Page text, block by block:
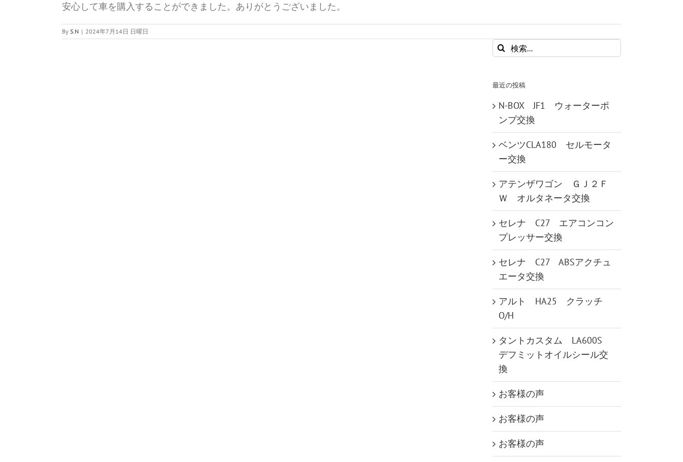
安心して車を購入することができました。ありがとうございました。
By S.N | 2024年7月14日 日曜日
検
索
最近の投稿
N-BOX JF1 ウォーターポ
ンプ交換
ベンツCLA180 セルモータ
ー交換
アテンザワゴン ＧＪ２Ｆ
Ｗ オルタネータ交換
セレナ C27 エアコンコン
プレッサー交換
セレナ C27 ABSアクチュ
エータ交換
アルト HA25 クラッチ
O/H
タントカスタム LA600S
デフミットオイルシール交
換
お客様の声
お客様の声
お客様の声